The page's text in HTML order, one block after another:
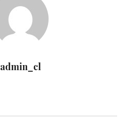
admin_cl